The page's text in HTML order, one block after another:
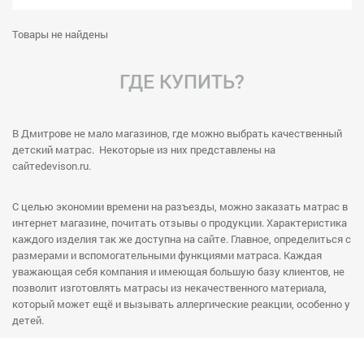
Товары не найдены
ГДЕ КУПИТЬ?
В Дмитрове не мало магазинов, где можно выбрать качественный
детский матрас. Некоторые из них представлены на
сайтеdevison.ru.
С целью экономии времени на разъезды, можно заказать матрас в
интернет магазине, почитать отзывы о продукции. Характеристика
каждого изделия так же доступна на сайте. Главное, определиться с
размерами и вспомогательными функциями матраса. Каждая
уважающая себя компания и имеющая большую базу клиентов, не
позволит изготовлять матрасы из некачественного материала,
который может ещё и вызывать аллергические реакции, особенно у
детей.